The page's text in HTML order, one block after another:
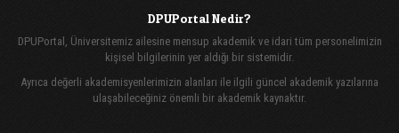
DPUPortal Nedir?
DPUPortal, Üniversitemiz ailesine mensup akademik ve idari tüm personelimizin
kişisel bilgilerinin yer aldığı bir sistemidir.
Ayrıca değerli akademisyenlerimizin alanları ile ilgili güncel akademik yazılarına
ulaşabileceğiniz önemli bir akademik kaynaktır.